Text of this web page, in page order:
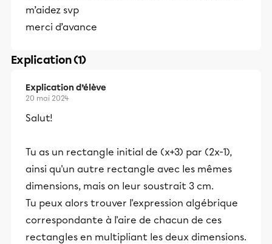
m’aidez svp
merci d’avance
Explication (1)
Explication d’élève
20 mai 2024
Salut!
Tu as un rectangle initial de (x+3) par (2x-1),
ainsi qu'un autre rectangle avec les mêmes
dimensions, mais on leur soustrait 3 cm.
Tu peux alors trouver l'expression algébrique
correspondante à l'aire de chacun de ces
rectangles en multipliant les deux dimensions.